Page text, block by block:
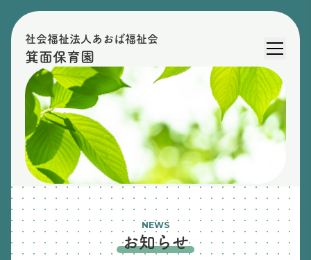
社会福祉法人あおば福祉会
箕面保育園
NEWS
お知らせ